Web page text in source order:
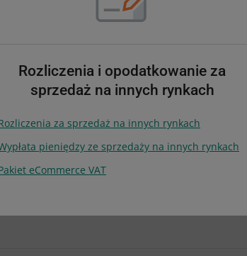
Przepisy i obowiązki dla sprzedaży w
zobaczą informacje o dostawie w nowy sposób
Rozliczenia i opodatkowanie za
sprzedaż na innych rynkach
za sprzedaż na innych rynkach
pieniędzy ze sprzedaży na innych rynkach
eCommerce VAT